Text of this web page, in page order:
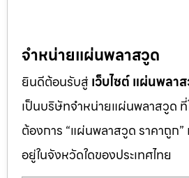
จำหน่ายแผ่นพลาสวูด
ยินดีต้อนรับสู่เว็บไซต์ แผ่นพลา
เป็นบริษัทจำหน่ายแผ่นพลาสวูด
ต้องการ “แผ่นพลาสวูด ราคาถู
อยู่ในจังหวัดใดของประเทศไทย